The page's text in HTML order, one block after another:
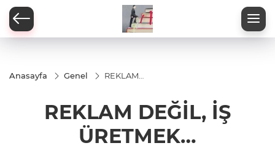
Anasayfa Genel
REKLAM
REKLAM DEĞİL, İŞ
ÜRETMEK…